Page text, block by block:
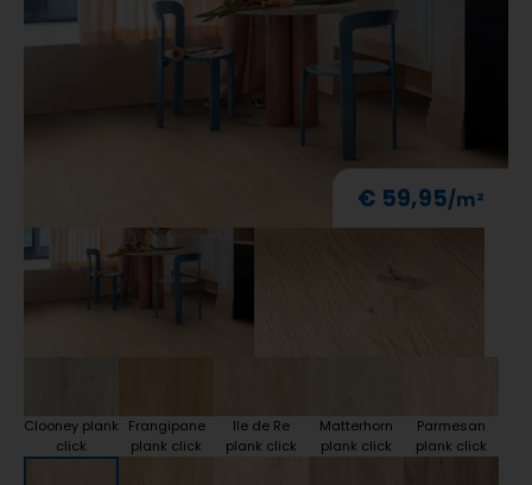
€ 59,95
Clooney plank
click
Frangipane
plank click
Ile de Re
plank click
Matterhorn
plank click
Parmesan
plank click